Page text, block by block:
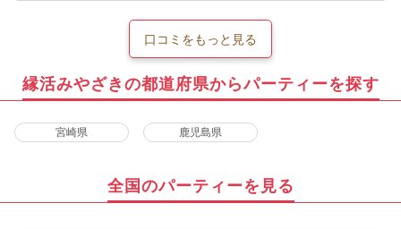
口コミをもっと見る
縁活みやざきの都道府県からパーティーを探す
宮崎県 鹿児島県
全国のパーティーを見る